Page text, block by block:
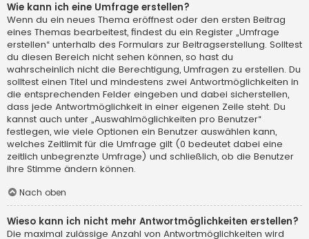
Wie kann ich eine Umfrage erstellen?
Wenn du ein neues Thema eröffnest oder den ersten Beitrag
eines Themas bearbeitest, findest du ein Register „Umfrage
erstellen“ unterhalb des Formulars zur Beitragserstellung. Solltest
du diesen Bereich nicht sehen können, so hast du
wahrscheinlich nicht die Berechtigung, Umfragen zu erstellen. Du
solltest einen Titel und mindestens zwei Antwortmöglichkeiten in
die entsprechenden Felder eingeben und dabei sicherstellen,
dass jede Antwortmöglichkeit in einer eigenen Zeile steht. Du
kannst auch unter „Auswahlmöglichkeiten pro Benutzer“
festlegen, wie viele Optionen ein Benutzer auswählen kann,
welches Zeitlimit für die Umfrage gilt (0 bedeutet dabei eine
zeitlich unbegrenzte Umfrage) und schließlich, ob die Benutzer
ihre Stimme ändern können.
Nach oben
Wieso kann ich nicht mehr Antwortmöglichkeiten erstellen?
Die maximal zulässige Anzahl von Antwortmöglichkeiten wird